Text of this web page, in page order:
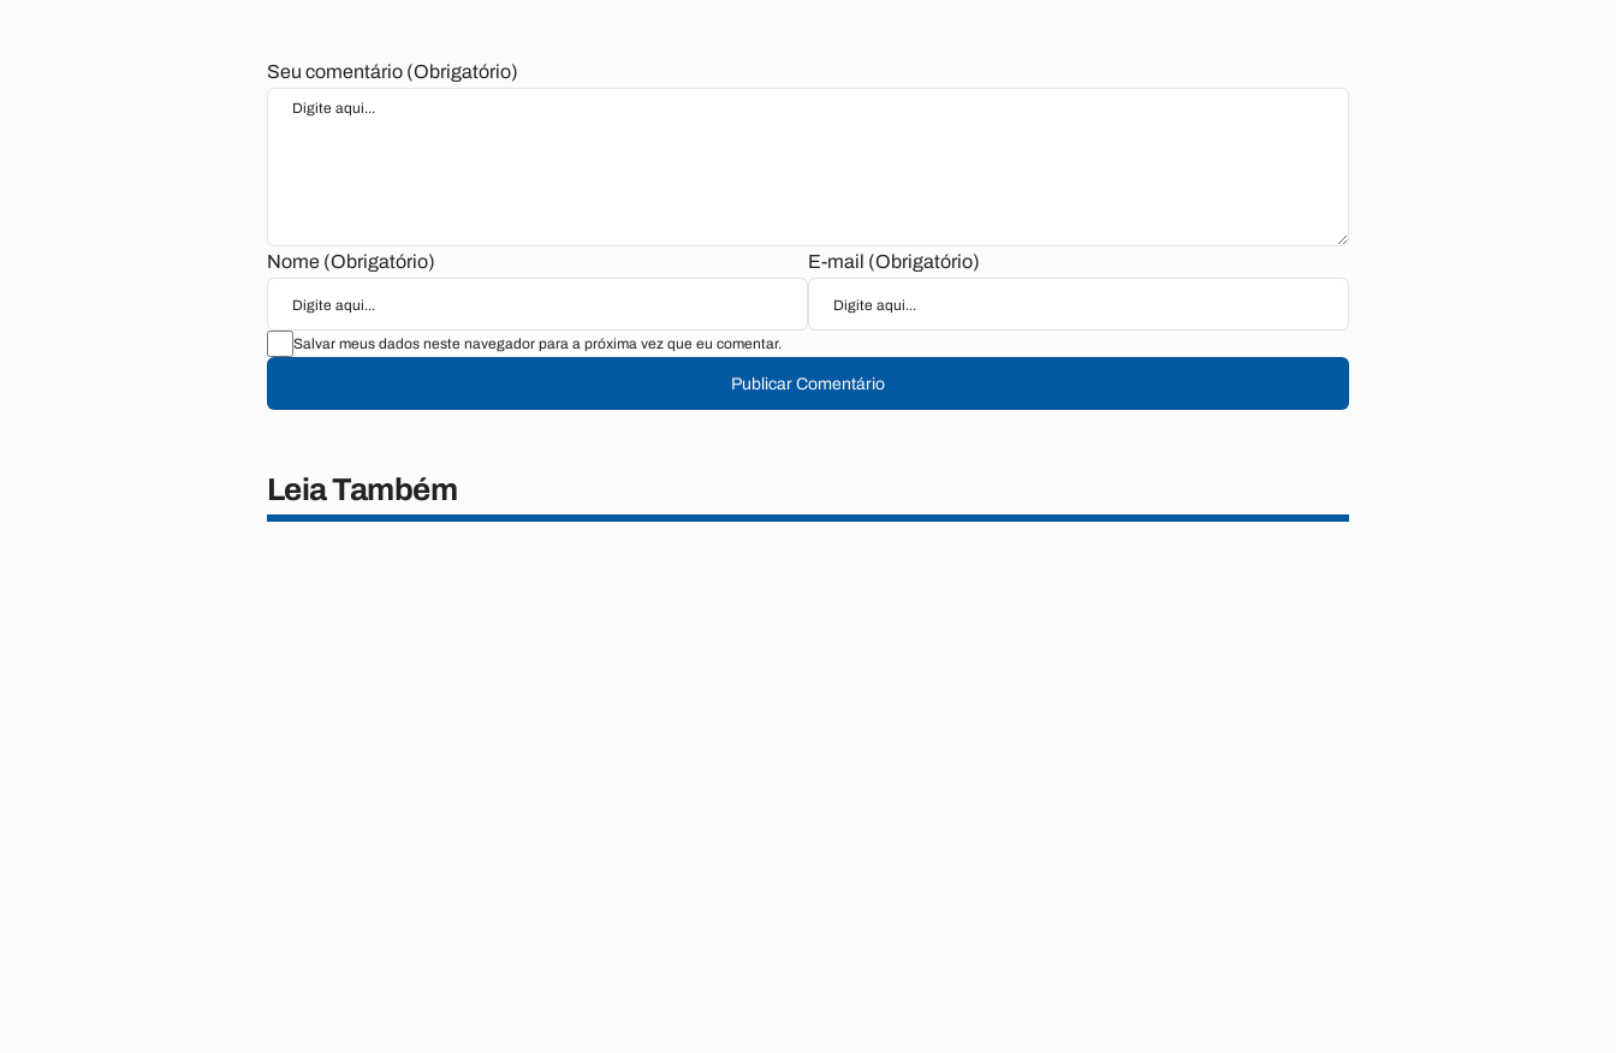
Seu comentário (Obrigatório)
Nome (Obrigatório) E-mail (Obrigatório)
Salvar meus dados neste navegador para a próxima vez que eu comentar.
Publicar Comentário
Leia Também